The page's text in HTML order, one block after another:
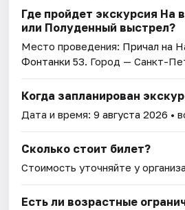
Где пройдет экскурсия На
или Полуденный выстрел?
Место проведения: Причал на
Фонтанки 53. Город — Санкт-
Когда запланирован
Дата и время:9 августа 2026 •
Сколько стоит билет?
Стоимость уточняйте у
Есть ли возрастные